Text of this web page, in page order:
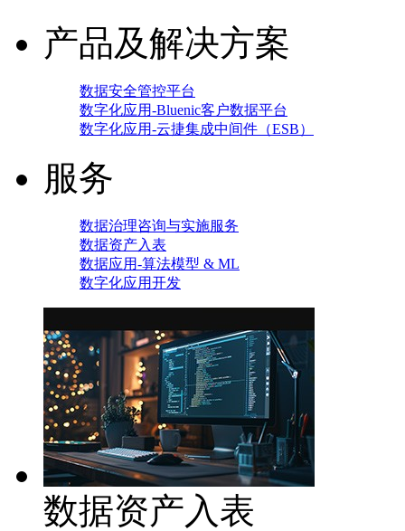
产品及解决方案
数据安全管控平台
数字化应用-Bluenic客户数据平台
数字化应用-云捷集成中间件（ESB）
服务
数据治理咨询与实施服务
数据资产入表
数据应用-算法模型 & ML
数字化应用开发
数据资产入表